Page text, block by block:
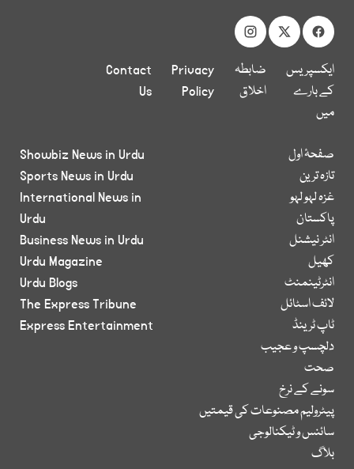
ایکسپریس
کے بارے
میں
ضابطہ
اخلاق
Privacy
Policy
Contact
Us
صفحۂ اول
تازہ ترین
غزہ لہو لہو
پاکستان
انٹر نیشنل
کھیل
انٹرٹینمنٹ
لائف اسٹائل
ٹاپ ٹرینڈ
دلچسپ و عجیب
صحت
سونے کے نرخ
پیٹرولیم مصنوعات کی قیمتیں
سائنس و ٹیکنالوجی
بلاگ
Showbiz News in Urdu
Sports News in Urdu
International News in
Urdu
Business News in Urdu
Urdu Magazine
Urdu Blogs
The Express Tribune
Express Entertainment